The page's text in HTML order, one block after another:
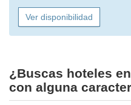
Ver disponibilidad
¿Buscas hoteles
con alguna